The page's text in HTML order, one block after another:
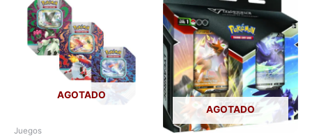
AGOTADO
Juegos
producto
múltiples
variantes.
Las
opciones
AGOTADO